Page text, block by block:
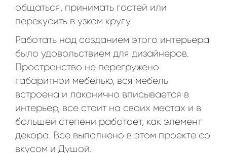
общаться, принимать гостей или
перекусить в узком кругу.
Работать над созданием этого интерьера
было удовольствием для дизайнеров.
Пространство не перегружено
габаритной мебелью, вся мебель
встроена и лаконично вписывается в
интерьер, все стоит на своих местах и в
большей степени работает, как элемент
декора. Все выполнено в этом проекте со
вкусом и Душой.